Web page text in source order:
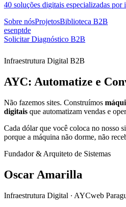
40 soluções digitais especializadas por
Sobre nósProjetosBiblioteca B2B
esenptde
Solicitar Diagnóstico B2B
Infraestrutura Digital B2B
AYC: Automatize e
Não fazemos sites. Construímos
digitais que automatizam vendas e
Cada dólar que você coloca no nosso
porque a máquina não dorme, não
Fundador & Arquiteto de Sistemas
Oscar Amarilla
Infraestrutura Digital · AYCweb